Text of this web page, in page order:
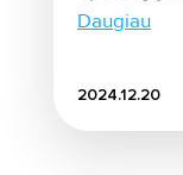
Daugiau
2024.12.20